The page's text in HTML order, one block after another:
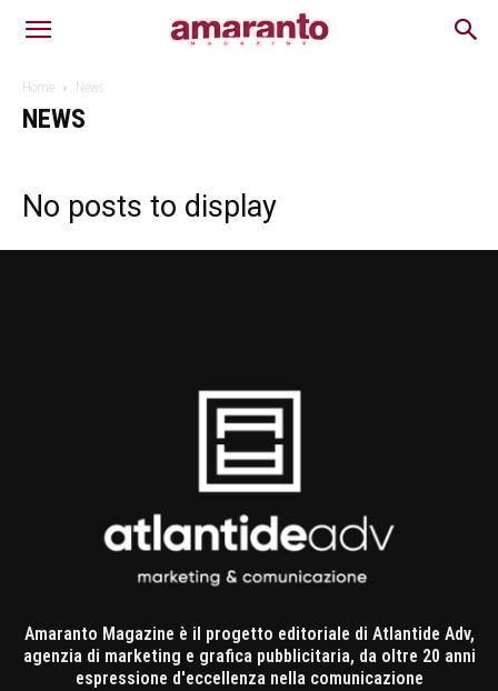
Home News
NEWS
No posts to display
Amaranto Magazine è il progetto editoriale di Atlantide Adv,
agenzia di marketing e grafica pubblicitaria, da oltre 20 anni
espressione d'eccellenza nella comunicazione